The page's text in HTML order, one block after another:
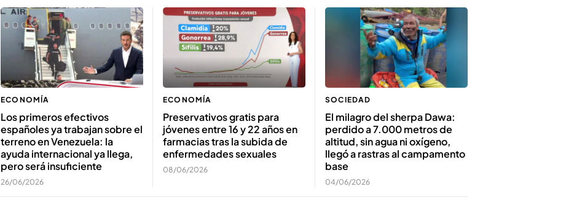
ECONOMÍA
Los primeros efectivos
españoles ya trabajan sobre el
terreno en Venezuela: la
ayuda internacional ya llega,
pero será insuficiente
26/06/2026
ECONOMÍA
Preservativos gratis para
jóvenes entre 16 y 22 años en
farmacias tras la subida de
enfermedades sexuales
08/06/2026
SOCIEDAD
El milagro del sherpa Dawa:
perdido a 7.000 metros de
altitud, sin agua ni oxígeno,
llegó a rastras al campamento
base
04/06/2026